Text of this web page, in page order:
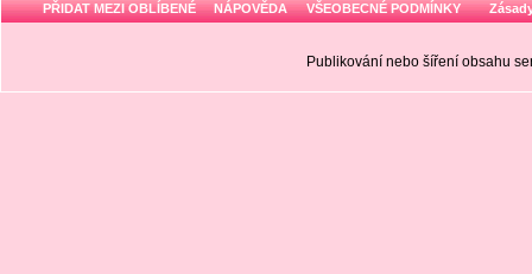
PŘIDAT MEZI OBLÍBENÉ NÁPOVĚDA VŠEOBECNÉ PODMÍNKY
Publikování nebo šíření obsahu